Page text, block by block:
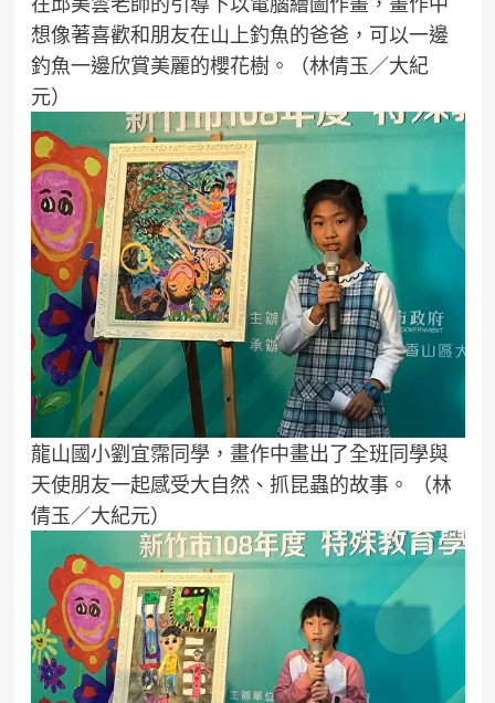
想像著喜歡和朋友在山上釣魚的爸爸，可以一邊
釣魚一邊欣賞美麗的櫻花樹。（林倩玉／大紀
元）
龍山國小劉宜霈同學，畫作中畫出了全班同學與
天使朋友一起感受大自然、抓昆蟲的故事。 （林
倩玉／大紀元）